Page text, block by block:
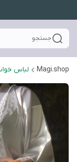
جستجو
Magi.shop لباس